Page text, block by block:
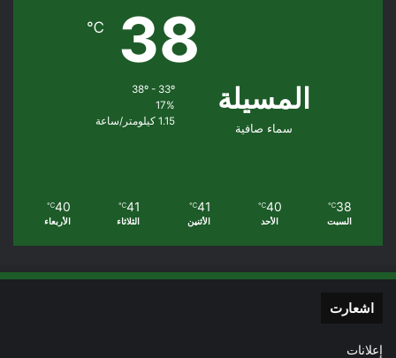
المسيلة
سماء صافية
38
℃
38º - 33º
17%
1.15 كيلومتر/ساعة
38
℃
السبت
40
℃
الأحد
41
℃
الأثنين
41
℃
الثلاثاء
40
℃
الأربعاء
اشعارت
إعلانات